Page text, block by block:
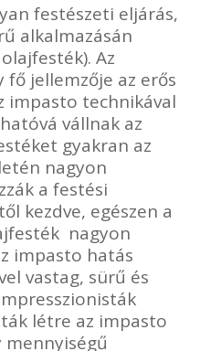
festészeti eljárás,
alkalmazásán
Az
jellemzője az erős
impasto technikával
vállnak az
gyakran az
nagyon
a festési
kezdve, egészen a
nagyon
impasto hatás
vastag, sürű és
létre az impasto